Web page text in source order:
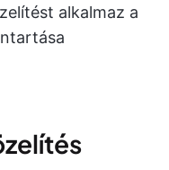
alkalmaz a